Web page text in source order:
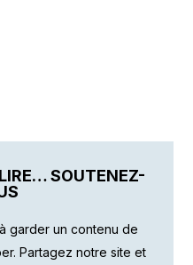
SOUTENEZ-
garder un contenu de
Partagez notre site et